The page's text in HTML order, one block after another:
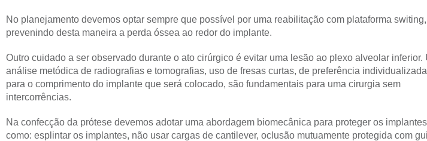
No planejamento devemos optar sempre que possível por uma reabilitação com plataforma switing,
prevenindo desta maneira a perda óssea ao redor do implante.
Outro cuidado a ser observado durante o ato cirúrgico é evitar uma lesão ao plexo alveolar inferior.
análise metódica de radiografias e tomografias, uso de fresas curtas, de preferência
para o comprimento do implante que será colocado, são fundamentais para uma cirurgia sem
intercorrências.
Na confecção da prótese devemos adotar uma abordagem biomecânica para proteger os
como: esplintar os implantes, não usar cargas de cantilever, oclusão mutuamente protegida com